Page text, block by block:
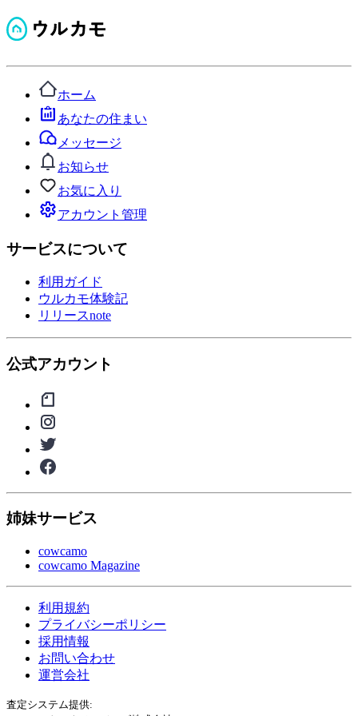
ホーム
あなたの住まい
メッセージ
お知らせ
お気に入り
アカウント管理
サービスについて
利用ガイド
ウルカモ体験記
リリースnote
公式アカウント
姉妹サービス
cowcamo
cowcamo Magazine
利用規約
プライバシーポリシー
採用情報
お問い合わせ
運営会社
査定システム提供: